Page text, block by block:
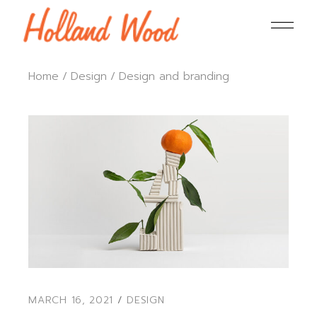
Home Design Design and branding
MARCH 16, 2021 DESIGN